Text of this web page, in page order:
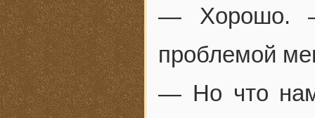
— Хорошо.
проблемой
— Но что